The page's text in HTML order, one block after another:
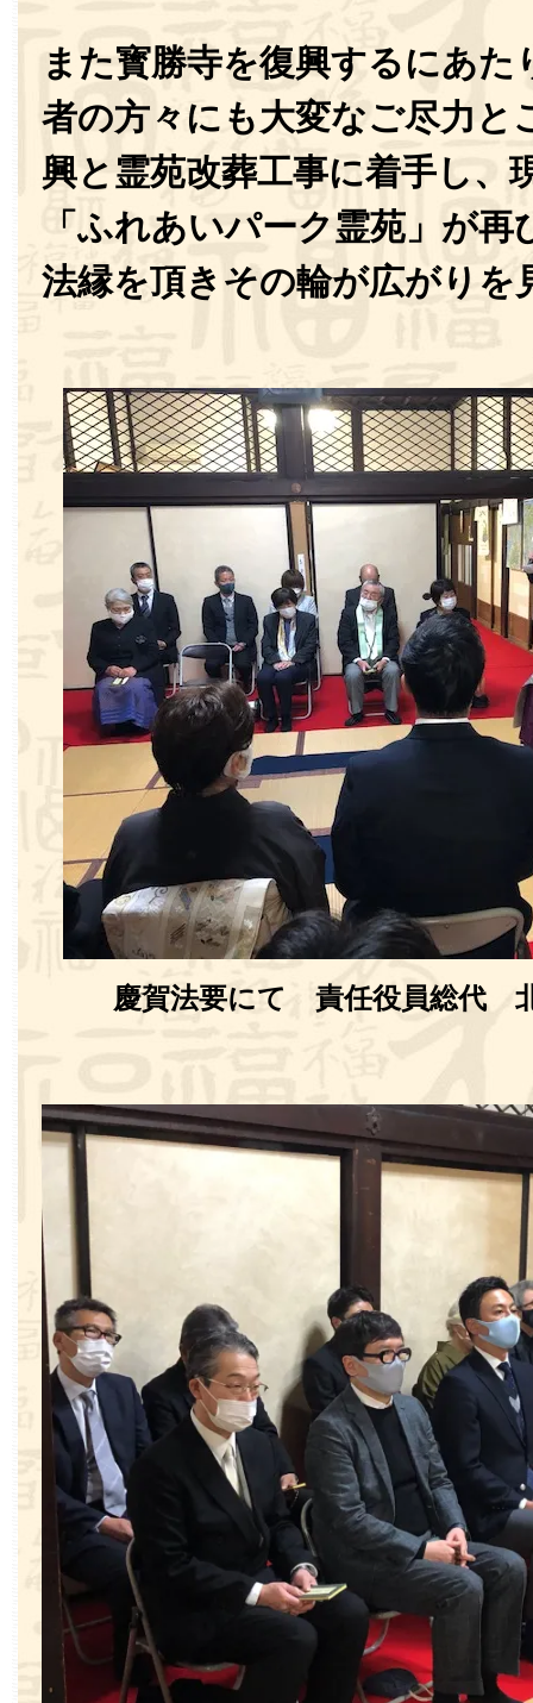
また寳勝寺を復興するにあた
者の方々にも大変なご尽力と
興と霊苑改葬工事に着手し、
「ふれあいパーク霊苑」が
法縁を頂きその輪が広がりを
慶賀法要にて 責任役員総代